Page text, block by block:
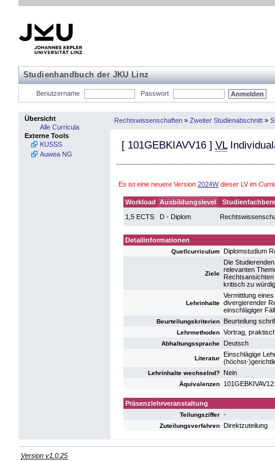
Studienhandbuch der JKU Linz
Benutzername Passwort
Übersicht
Alle Curricula
Externe Tools
KUSSS
Auwea NG
Rechtswissenschaften » Zweiter Studienabschnitt »
[ 101GEBKIAVV16 ] VL
Es ist eine neuere Version 2024Wdieser LV im
Workload Ausbildungslevel
1,5 ECTS
D - Diplom
Detailinformationen
Quellcurriculum Diplomstudium
Ziele
Die
relevanten
kritisch zu
Lehrinhalte
Vermittlung
divergierender
einschlägiger
Beurteilungskriterien Beurteilung
Lehrmethoden Vortrag,
Abhaltungssprache Deutsch
Literatur
Einschlägige
(höchst-
Lehrinhalte wechselnd? Nein
Äquivalenzen
Präsenzlehrveranstaltung
Teilungsziffer -
Zuteilungsverfahren Direktzuteilung
Version v1.0.25